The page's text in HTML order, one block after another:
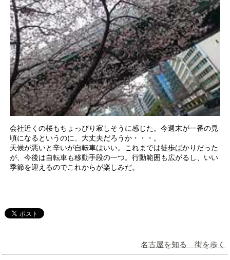
会社近くの桜もちょっぴり寂しそうに感じた。今週末が一番の見
頃になるというのに、大丈夫だろうか・・・。
天候が悪いと辛いが自転車はいい。これまでは徒歩ばかりだった
が、今後は自転車も移動手段の一つ。行動範囲も広がるし、いい
季節を迎えるのでこれからが楽しみだ。
名古屋を知る 街を歩く